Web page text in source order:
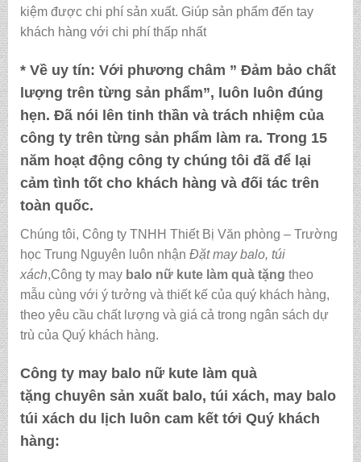
kiệm được chi phí sản xuất. Giúp sản phẩm đến tay
khách hàng với chi phí thấp nhất
* Về uy tín: Với phương châm ” Đảm bảo chất
lượng trên từng sản phẩm”, luôn luôn đúng
hẹn. Đã nói lên tinh thần và trách nhiệm của
công ty trên từng sản phẩm làm ra. Trong 15
năm hoạt động công ty chúng tôi đã để lại
cảm tình tốt cho khách hàng và đối tác trên
toàn quốc.
Chúng tôi, Công ty TNHH Thiết Bị Văn phòng – Trường
học Trung Nguyên luôn nhận Đặt may balo, túi
xách,Công ty may balo nữ kute làm quà tặng theo
mẫu cùng với ý tưởng và thiết kế của quý khách hàng,
theo yêu cầu chất lượng và giá cả trong ngân sách dự
trù của Quý khách hàng.
Công ty may balo nữ kute làm quà
tặng chuyên sản xuất balo, túi xách, may balo
túi xách du lịch luôn cam kết tới Quý khách
hàng: